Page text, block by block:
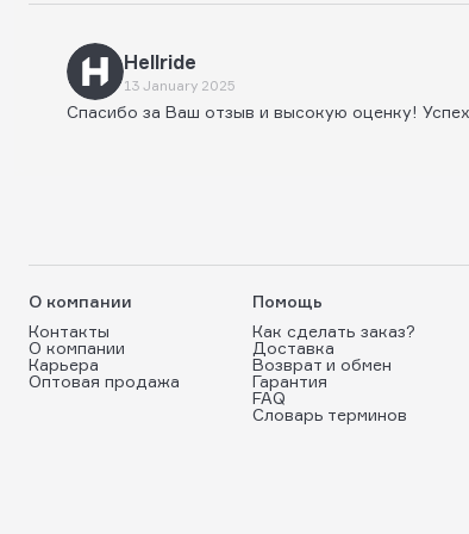
Hellride
13 January 2025
Спасибо за Ваш отзыв и высокую оценку!
О компании
Контакты
О компании
Карьера
Оптовая продажа
Помощь
Как сделать заказ?
Доставка
Возврат и обмен
Гарантия
FAQ
Словарь терминов